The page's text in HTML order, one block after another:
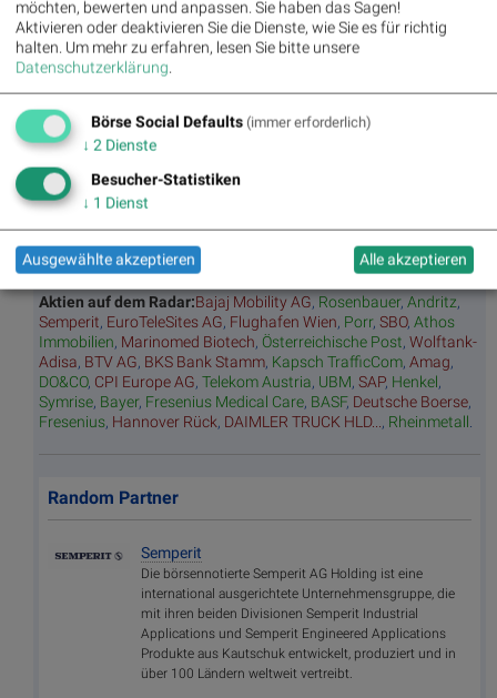
te/
Tage
ssieg
er/
„n“
Tage
Top/Flop
Umsa
tz
BS-
1. ATX Future
Aktien auf dem Radar:Bajaj Mobility AG, Rosenbauer, Andritz,
Semperit, EuroTeleSites AG, Flughafen Wien, Porr, SBO, Athos
Immobilien, Marinomed Biotech, Österreichische Post, Wolftank-
Adisa, BTV AG, BKS Bank Stamm, Kapsch TrafficCom, Amag,
DO&CO, CPI Europe AG, Telekom Austria, UBM, SAP, Henkel,
Symrise, Bayer, Fresenius Medical Care, BASF, Deutsche Boerse,
Fresenius, Hannover Rück, DAIMLER TRUCK HLD... , Rheinmetall
Random Partner
Semperit
Die börsennotierte Semperit AG Holding ist eine
international ausgerichtete Unternehmensgruppe, die
mit ihren beiden Divisionen Semperit Industrial
Applications und Semperit Engineered Applications
Produkte aus Kautschuk entwickelt, produziert und in
über 100 Ländern weltweit vertreibt.
möchten, bewerten und anpassen. Sie haben das Sagen!
Aktivieren oder deaktivieren Sie die Dienste, wie Sie es für richtig
halten. Um mehr zu erfahren, lesen Sie bitte unsere
Datenschutzerklärung.
Börse Social Defaults (immer erforderlich)
↓ 2 Dienste
Besucher-Statistiken
↓ 1 Dienst
Ausgewählte akzeptieren Alle akzeptieren